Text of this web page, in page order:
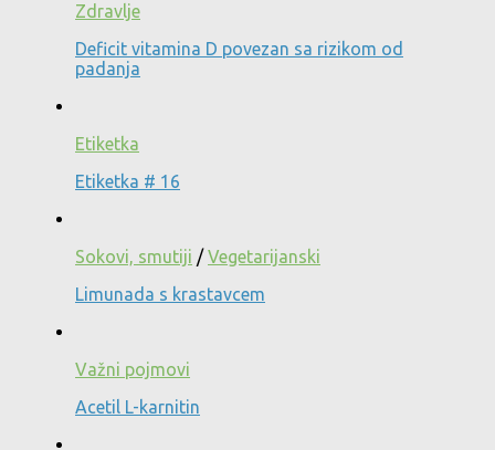
Zdravlje
Deficit vitamina D povezan sa rizikom od
padanja
Etiketka
Etiketka # 16
Sokovi, smutiji /Vegetarijanski
Limunada s krastavcem
Važni pojmovi
Acetil L-karnitin